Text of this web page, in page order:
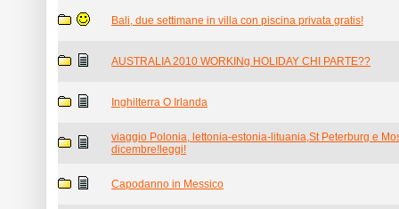
Bali, due settimane in villa con piscina privata gratis!
AUSTRALIA 2010 WORKINg HOLIDAY CHI PARTE??
Inghilterra O Irlanda
viaggio Polonia, lettonia-estonia-lituania,St Peterburg e
dicembre!leggi!
Capodanno in Messico